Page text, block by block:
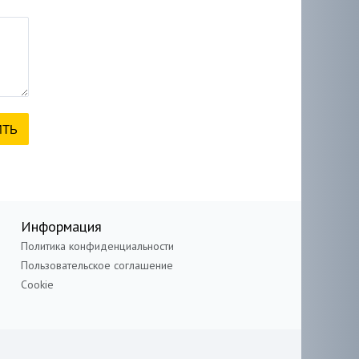
Информация
Политика конфиденциальности
Пользовательское соглашение
Cookie